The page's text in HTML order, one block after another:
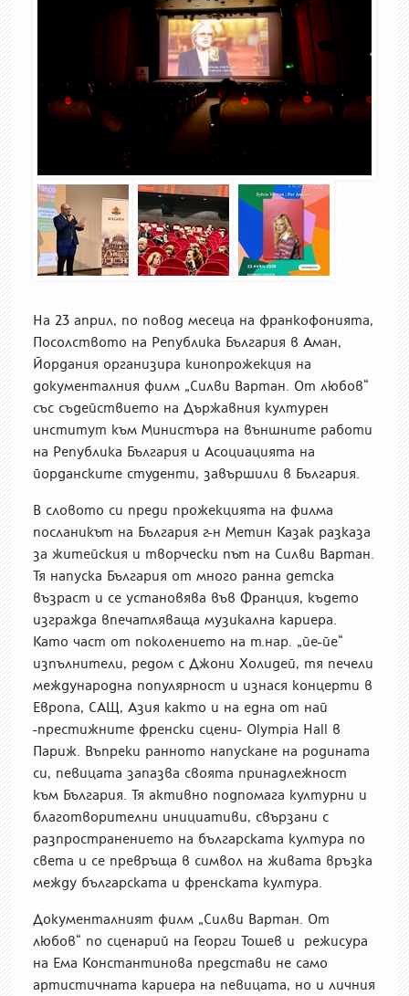
На 23 април, по повод месеца на франкофонията,
Посолството на Република България в Аман,
Йордания организира кинопрожекция на
документалния филм „Силви Вартан. От любов“
със съдействието на Държавния културен
институт към Министъра на външните работи
на Република България и Асоциацията на
йорданските студенти, завършили в България.
В словото си преди прожекцията на филма
посланикът на България г-н Метин Казак разказа
за житейския и творчески път на Силви Вартан.
Тя напуска България от много ранна детска
възраст и се установява във Франция, където
изгражда впечатляваща музикална кариера.
Като част от поколението на т.нар. „йе-йе“
изпълнители, редом с Джони Холидей, тя печели
международна популярност и изнася концерти в
Европа, САЩ, Азия както и на една от най
-престижните френски сцени- Olympia Hall в
Париж. Въпреки ранното напускане на родината
си, певицата запазва своята принадлежност
към България. Тя активно подпомага културни и
благотворителни инициативи, свързани с
разпространението на българската култура по
света и се превръща в символ на живата връзка
между българската и френската култура.
Документалният филм „Силви Вартан. От
любов“ по сценарий на Георги Тошев и режисура
на Ема Константинова представи не само
артистичната кариера на певицата, но и личния